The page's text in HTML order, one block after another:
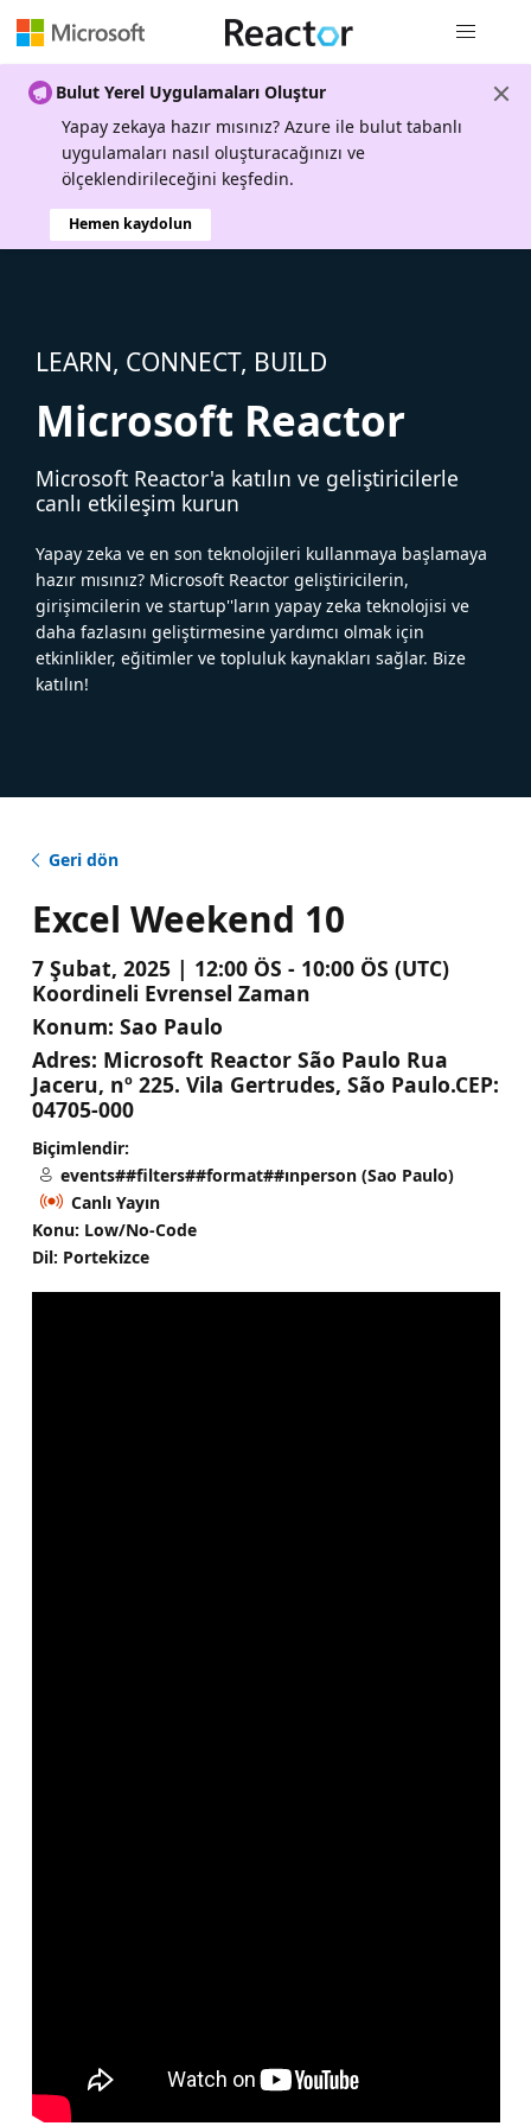
Bulut Yerel Uygulamaları Oluştur
Yapay zekaya hazır mısınız? Azure ile bulut tabanlı
uygulamaları nasıl oluşturacağınızı ve
ölçeklendirileceğini keşfedin.
Hemen kaydolun
LEARN, CONNECT, BUILD
Microsoft Reactor
Microsoft Reactor'a katılın ve geliştiricilerle
canlı etkileşim kurun
Yapay zeka ve en son teknolojileri kullanmaya başlamaya
hazır mısınız? Microsoft Reactor geliştiricilerin,
girişimcilerin ve startup''ların yapay zeka teknolojisi ve
daha fazlasını geliştirmesine yardımcı olmak için
etkinlikler, eğitimler ve topluluk kaynakları sağlar. Bize
katılın!
Geri dön
Excel Weekend 10
7 Şubat, 2025 | 12:00 ÖS - 10:00 ÖS (UTC)
Koordineli Evrensel Zaman
Konum: Sao Paulo
Adres: Microsoft Reactor São Paulo Rua
Jaceru, nº 225. Vila Gertrudes, São Paulo.CEP:
04705-000
Biçimlendir:
events##filters##format##ınperson (Sao Paulo)
Canlı Yayın
Konu: Low/No-Code
Dil: Portekizce